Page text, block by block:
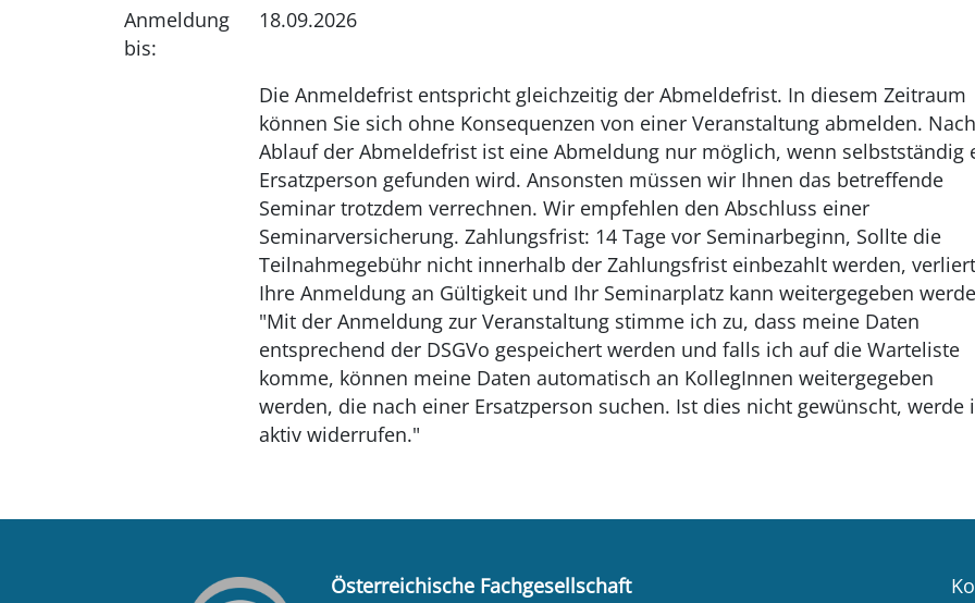
Anmeldung
bis:
18.09.2026
Die Anmeldefrist entspricht gleichzeitig der Abmeldefrist. In diesem Zeitraum
können Sie sich ohne Konsequenzen von einer Veranstaltung abmelden. Nach
Ablauf der Abmeldefrist ist eine Abmeldung nur möglich, wenn selbstständig
Ersatzperson gefunden wird. Ansonsten müssen wir Ihnen das betreffende
Seminar trotzdem verrechnen. Wir empfehlen den Abschluss einer
Seminarversicherung. Zahlungsfrist: 14 Tage vor Seminarbeginn, Sollte die
Teilnahmegebühr nicht innerhalb der Zahlungsfrist einbezahlt werden, verliert
Ihre Anmeldung an Gültigkeit und Ihr Seminarplatz kann weitergegeben
"Mit der Anmeldung zur Veranstaltung stimme ich zu, dass meine Daten
entsprechend der DSGVo gespeichert werden und falls ich auf die Warteliste
komme, können meine Daten automatisch an KollegInnen weitergegeben
werden, die nach einer Ersatzperson suchen. Ist dies nicht gewünscht, werde
aktiv widerrufen."
Österreichische Fachgesellschaft